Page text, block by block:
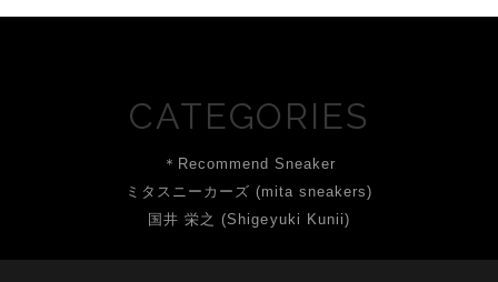
CATEGORIES
＊Recommend Sneaker
ミタスニーカーズ (mita sneakers)
国井 栄之 (Shigeyuki Kunii)